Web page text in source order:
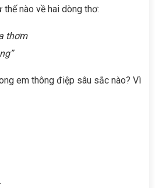
thế nào về hai dòng thơ:
thơm
em thông điệp sâu sắc nào? Vì